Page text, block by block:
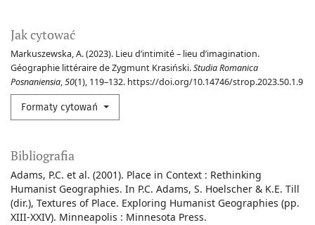
Jak cytować
Markuszewska, A. (2023). Lieu d’intimité – lieu d’imagination.
Géographie littéraire de Zygmunt Krasiński.Studia Romanica
Posnaniensia,50(1), 119–132. https://doi.org/10.14746/strop.2023.50.1.9
Formaty cytowań
Bibliografia
Adams, P.C. et al. (2001). Place in Context : Rethinking
Humanist Geographies. In P.C. Adams, S. Hoelscher & K.E. Till
(dir.), Textures of Place. Exploring Humanist Geographies (pp.
XIII-XXIV). Minneapolis : Minnesota Press.